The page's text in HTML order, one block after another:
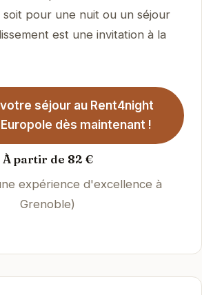
soit pour une nuit ou un séjour
est une invitation à la
séjour au Rent4night
dès maintenant !
À partir de 82 €
expérience d'excellence à
Grenoble)